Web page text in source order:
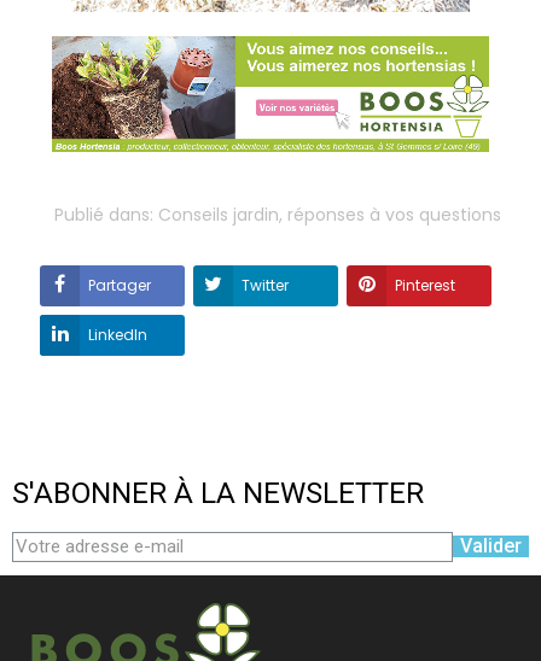
Publié dans: Conseils jardin, réponses à vos questions
Partager Twitter Pinterest
LinkedIn
S'ABONNER À LA NEWSLETTER
Valider